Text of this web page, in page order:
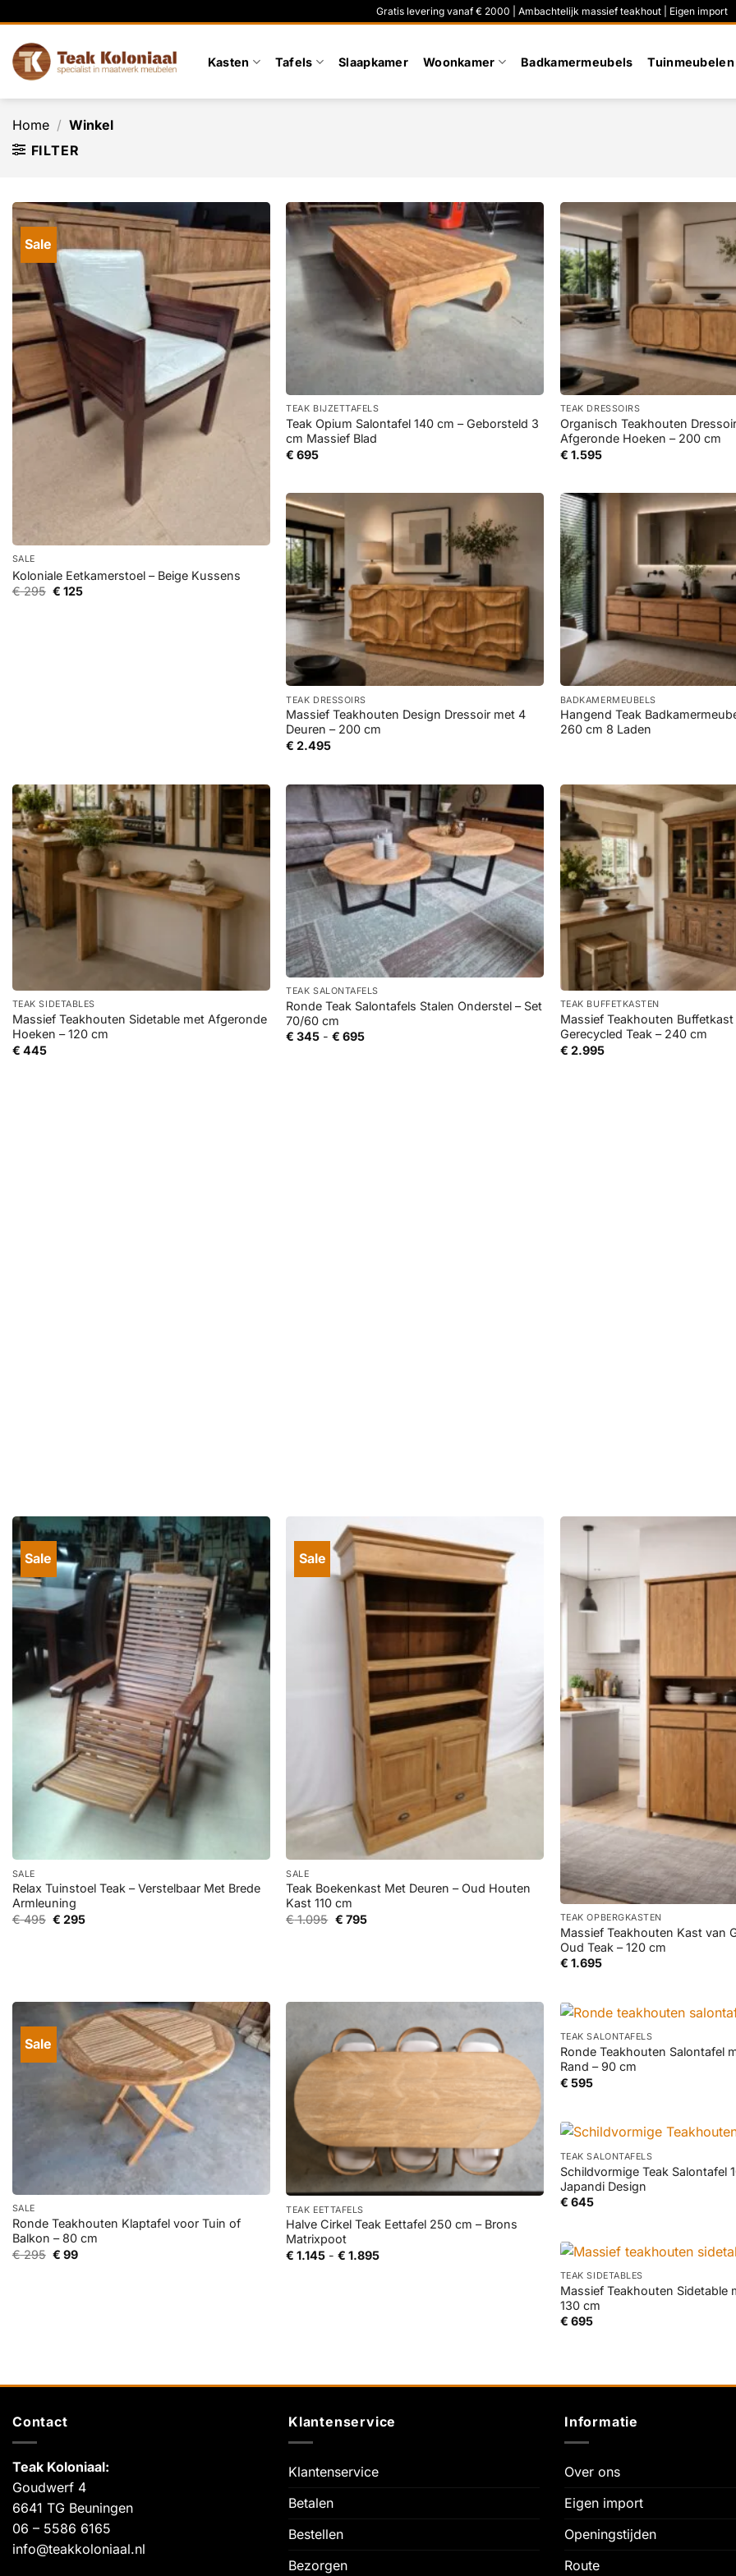
naar
inhoud
Gratis levering vanaf € 2000 | Ambachtelijk massief teakhout | Eigen import
Kasten Tafels Slaapkamer Woonkamer Badkamermeubels Tuinmeubelen
Home / Winkel
FILTER
Sale
SALE
Koloniale Eetkamerstoel – Beige Kussens
€295 Oorspronkelijke
€ 125Huidige
TEAK BIJZETTAFELS
Teak Opium Salontafel 140 cm – Geborsteld 3
cm Massief Blad
€ 695
+
TEAK DRESSOIRS
Organisch Teakhouten
Afgeronde Hoeken – 200 cm
€ 1.595
+
TEAK DRESSOIRS
Massief Teakhouten Design Dressoir met 4
Deuren – 200 cm
€ 2.495
+
BADKAMERMEUBELS
Hangend Teak
260 cm 8 Laden
TEAK SIDETABLES
Massief Teakhouten Sidetable met Afgeronde
Hoeken – 120 cm
€ 445
+
TEAK SALONTAFELS
Ronde Teak Salontafels Stalen Onderstel – Set
70/60 cm
€ 345 - € 695Prijsklasse:
+
TEAK BUFFETKASTEN
Massief Teakhouten Buffetkast
Gerecycled Teak – 240 cm
€ 2.995
Sale
SALE
Relax Tuinstoel Teak – Verstelbaar Met Brede
Armleuning
€495 Oorspronkelijke
€ 295Huidige
Sale
SALE
Teak Boekenkast Met Deuren – Oud Houten
Kast 110 cm
€1.095 Oorspronkelijke
€ 795Huidige
+
TEAK OPBERGKASTEN
Massief Teakhouten Kast van
Oud Teak – 120 cm
€ 1.695
Sale
SALE
Ronde Teakhouten Klaptafel voor Tuin of
Balkon – 80 cm
€295 Oorspronkelijke
€ 99Huidige
TEAK EETTAFELS
Halve Cirkel Teak Eettafel 250 cm – Brons
Matrixpoot
€ 1.145 - € 1.895Prijsklasse:
+
TEAK SALONTAFELS
Ronde Teakhouten Salontafel
Rand – 90 cm
€ 595
+
TEAK SALONTAFELS
Schildvormige Teak Salontafel
Japandi Design
€ 645
+
TEAK SIDETABLES
Massief Teakhouten Sidetable
130 cm
€ 695
Contact
Teak Koloniaal:
Goudwerf 4
6641 TG Beuningen
06 – 5586 6165
info@teakkoloniaal.nl
Klantenservice
Klantenservice
Betalen
Bestellen
Bezorgen
Informatie
Over ons
Eigen import
Openingstijden
Route